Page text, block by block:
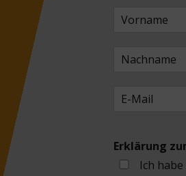
Erklärung
Ich